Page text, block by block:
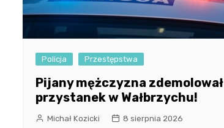
Policja Przestępstwa
Pijany mężczyzna zdemolował
przystanek w Wałbrzychu!
Michał Kozicki 8 sierpnia 2026